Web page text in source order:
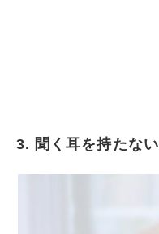
3. 聞く耳を持たない